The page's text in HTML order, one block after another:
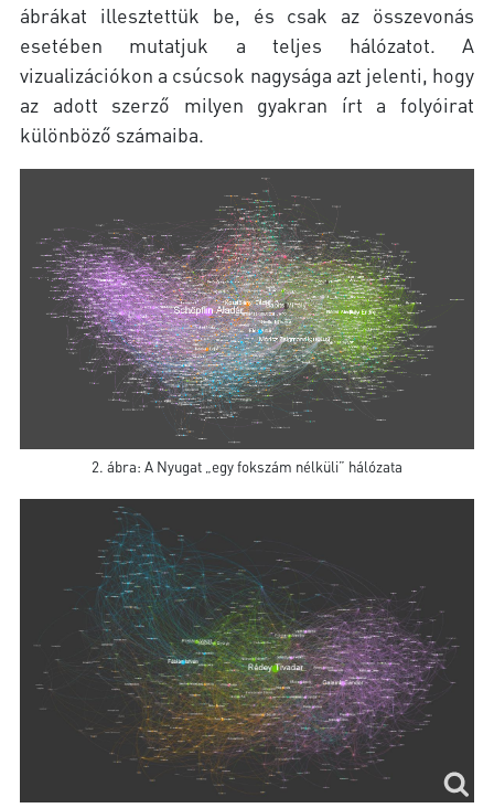
ábrákat illesztettük be, és csak az összevonás
esetében mutatjuk a teljes hálózatot. A
vizualizációkon a csúcsok nagysága azt jelenti, hogy
az adott szerző milyen gyakran írt a folyóirat
különböző számaiba.
2. ábra: A Nyugat „egy fokszám nélküli” hálózata